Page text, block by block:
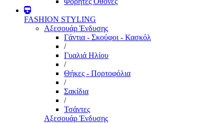
FASHION STYLING
Αξεσουάρ Ένδυσης
Γάντια - Σκούφοι - Κασκόλ
/
Γυαλιά Ηλίου
/
Θήκες - Πορτοφόλια
/
Σακίδια
/
Τσάντες
Αξεσουάρ Ένδυσης